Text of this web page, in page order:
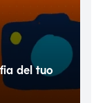
del tuo